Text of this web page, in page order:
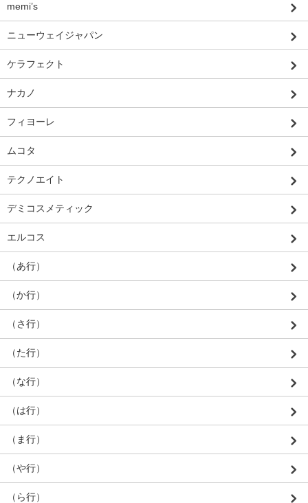
memi’s
ニューウェイジャパン
ケラフェクト
ナカノ
フィヨーレ
ムコタ
テクノエイト
デミコスメティック
エルコス
（あ行）
（か行）
（さ行）
（た行）
（な行）
（は行）
（ま行）
（や行）
（ら行）